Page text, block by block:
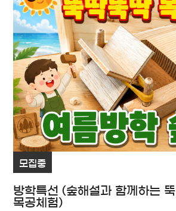
모집중
방학특선 (숲해설과 함께하는
목공체험)